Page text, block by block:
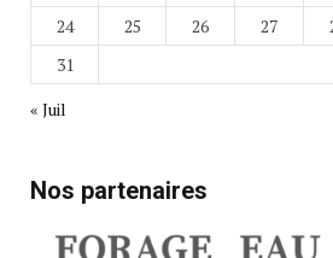
24
25 26 27
31
« Juil
Nos partenaires